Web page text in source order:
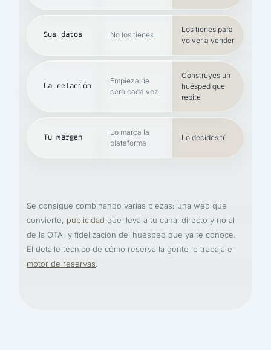
Sus datos No los tienes
Los tienes para
volver a vender
La relación
Empieza de
cero cada vez
Construyes un
huésped que
repite
Tu margen
Lo marca la
plataforma
Lo decides tú
Se consigue combinando varias piezas: una web que
convierte, publicidad que lleva a tu canal directo y no al
de la OTA, y fidelización del huésped que ya te conoce.
El detalle técnico de cómo reserva la gente lo trabaja el
motor de reservas.